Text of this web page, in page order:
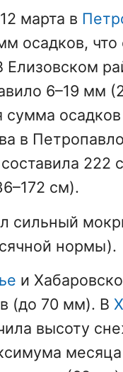
марта в
осадков, что
6–19 мм
сумма
в
222
см).
сильный
нормы).
и
(до 70 мм). В
высоту